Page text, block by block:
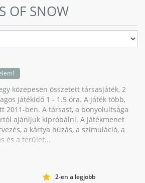
OF SNOW
közepesen összetett társasjáték, 2
játékidő 1 - 1.5 óra. A játék több,
2011-ben. A társast, a bonyolultsága
ajánljuk kipróbálni. A játékmenet
a kártya húzás, a szimuláció, a
és a terület...
2-en a legjobb